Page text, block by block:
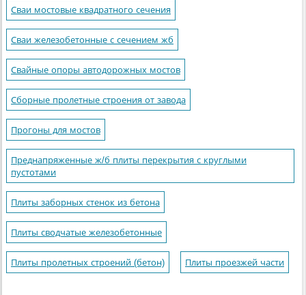
Сваи мостовые квадратного сечения
Сваи железобетонные с сечением жб
Свайные опоры автодорожных мостов
Сборные пролетные строения от завода
Прогоны для мостов
Преднапряженные ж/б плиты перекрытия с круглыми
пустотами
Плиты заборных стенок из бетона
Плиты сводчатые железобетонные
Плиты пролетных строений (бетон) Плиты проезжей части